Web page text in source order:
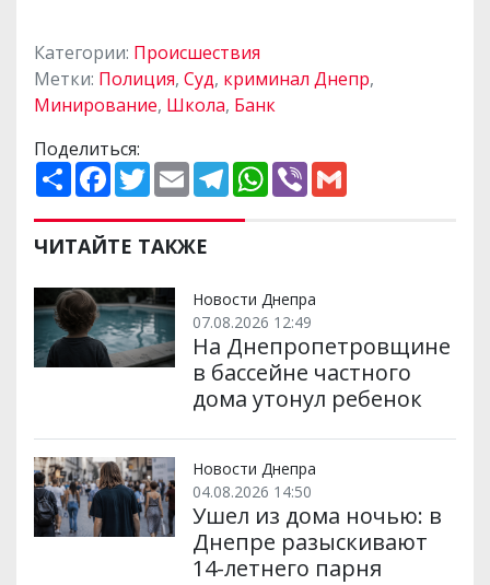
Категории: Происшествия
Метки: Полиция, Суд, криминал Днепр,
Минирование, Школа, Банк
Поделиться:
П
о
и
р
и
и
F
a
e
b
o
k
T
w
t
t
e
E
m
i
l
T
e
e
m
W
h
p
V
ЧИТАЙТЕ ТАКЖЕ
Новости Днепра
07.08.2026 12:49
На Днепропетровщине
в бассейне частного
дома утонул ребенок
Новости Днепра
04.08.2026 14:50
Ушел из дома ночью: в
Днепре разыскивают
14-летнего парня